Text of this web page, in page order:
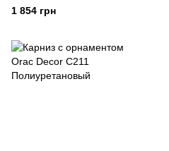
1 854 грн